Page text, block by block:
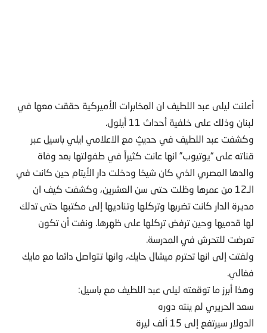
أعلنت ليلى عبد اللطيف ان المخابرات الأميركية حققت معها في
لبنان وذلك على خلفية أحداث 11 أيلول.
وكشفت عبد اللطيف في حديثٍ مع الاعلامي ايلي باسيل عبر
قناته على “يوتيوب” انها عانت كثيراً في طفولتها بعد وفاة
والدها المصري الذي كان شيخا ودخلت دار الأيتام حين كانت في
الـ12 من عمرها وظلت حتى سن العشرين، وكشفت كيف ان
مديرة الدار كانت تضربها وتركلها وتناديها إلى مكتبها حتى تدلك
لها قدميها وحين ترفض تركلها على ظهرها. ونفت أن تكون
تعرضت للتحرش في المدرسة.
ولفتت إلى انها تحترم ميشال حايك، وانها تتواصل دائما مع مايك
فغالي.
وهذا أبرز ما توقعته ليلى عبد اللطيف مع باسيل:
سعد الحريري لم ينته دوره
الدولار سيرتفع إلى 15 ألف ليرة